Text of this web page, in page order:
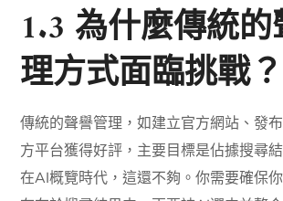
1.3 為什麼傳統
理方式面臨挑戰？
傳統的聲譽管理，如建立官方網站、發
方平台獲得好評，主要目標是佔據搜尋
在AI概覽時代，這還不夠。你需要確保